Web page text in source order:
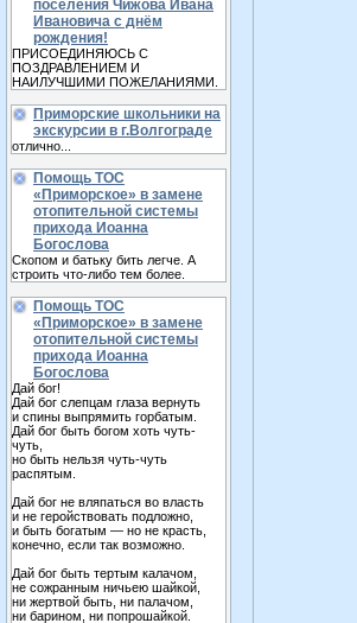
поселения Чижова Ивана
Ивановича с днём
рождения!
ПРИСОЕДИНЯЮСЬ С
ПОЗДРАВЛЕНИЕМ И
НАИЛУЧШИМИ ПОЖЕЛАНИЯМИ.
Приморские школьники на
экскурсии в г.Волгограде
отлично...
Помощь ТОС
«Приморское» в замене
отопительной системы
прихода Иоанна
Богослова
Скопом и батьку бить легче. А
строить что-либо тем более.
Помощь ТОС
«Приморское» в замене
отопительной системы
прихода Иоанна
Богослова
Дай бог!
Дай бог слепцам глаза вернуть
и спины выпрямить горбатым.
Дай бог быть богом хоть чуть-
чуть,
но быть нельзя чуть-чуть
распятым.
Дай бог не вляпаться во власть
и не геройствовать подложно,
и быть богатым — но не красть,
конечно, если так возможно.
Дай бог быть тертым калачом,
не сожранным ничьею шайкой,
ни жертвой быть, ни палачом,
ни барином, ни попрошайкой.